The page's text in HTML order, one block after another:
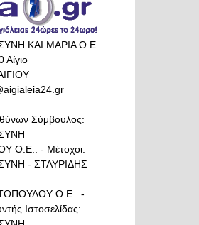
ΚΑΙ ΜΑΡΙΑ Ο.Ε.
Σύμβουλος:
Ο.Ε.. - Μέτοχοι:
- ΣΤΑΥΡΙΔΗΣ
Ο.Ε.. -
Ιστοσελίδας: